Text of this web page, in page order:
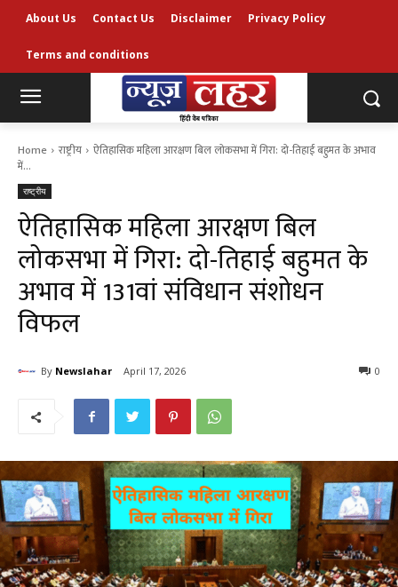
About Us Contact Us Disclaimer Privacy Policy
Terms and conditions
Home राष्ट्रीय
ऐतिहासिक महिला आरक्षण बिल लोकसभा में गिरा: दो-तिहाई बहुमत के अभाव
में...
राष्ट्रीय
ऐतिहासिक महिला आरक्षण बिल
लोकसभा में गिरा: दो-तिहाई बहुमत के
अभाव में 131वां संविधान संशोधन
विफल
By Newslahar April 17, 2026 0